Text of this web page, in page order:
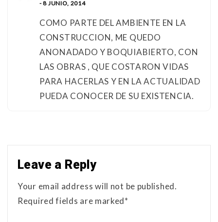
- 8 JUNIO, 2014
COMO PARTE DEL AMBIENTE EN LA
CONSTRUCCION, ME QUEDO
ANONADADO Y BOQUIABIERTO, CON
LAS OBRAS , QUE COSTARON VIDAS
PARA HACERLAS Y EN LA ACTUALIDAD
PUEDA CONOCER DE SU EXISTENCIA.
Leave a Reply
Your email address will not be published.
Required fields are marked*